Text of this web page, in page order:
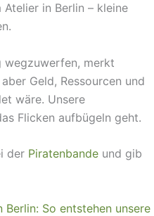
in Berlin – kleine
wegzuwerfen, merkt
Geld, Ressourcen und
wäre. Unsere
Flicken aufbügeln geht.
der Piratenbandeund gib
Berlin: So entstehen unsere